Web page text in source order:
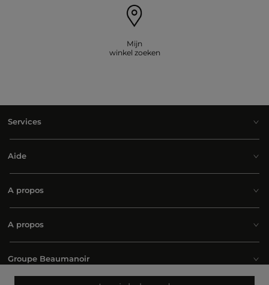
Mijn
winkel zoeken
Services
Aide
A propos
A propos
Groupe Beaumanoir